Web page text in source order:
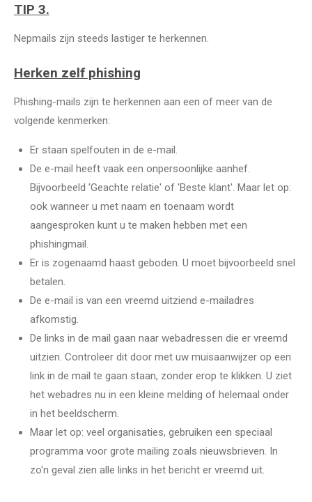
TIP 3.
Nepmails zijn steeds lastiger te herkennen.
Herken zelf phishing
Phishing-mails zijn te herkennen aan een of meer van de
volgende kenmerken:
Er staan spelfouten in de e-mail.
De e-mail heeft vaak een onpersoonlijke aanhef.
Bijvoorbeeld 'Geachte relatie' of 'Beste klant'. Maar let op:
ook wanneer u met naam en toenaam wordt
aangesproken kunt u te maken hebben met een
phishingmail.
Er is zogenaamd haast geboden. U moet bijvoorbeeld snel
betalen.
De e-mail is van een vreemd uitziend e-mailadres
afkomstig.
De links in de mail gaan naar webadressen die er vreemd
uitzien. Controleer dit door met uw muisaanwijzer op een
link in de mail te gaan staan, zonder erop te klikken. U ziet
het webadres nu in een kleine melding of helemaal onder
in het beeldscherm.
Maar let op: veel organisaties, gebruiken een speciaal
programma voor grote mailing zoals nieuwsbrieven. In
zo'n geval zien alle links in het bericht er vreemd uit.